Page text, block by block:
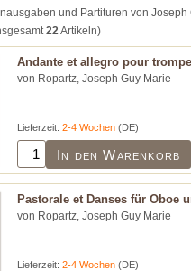
und Partituren von Joseph
22Artikeln)
Andante et allegro pour
von Ropartz, Joseph Guy Marie
Lieferzeit: 2-4 Wochen (DE)
In den Warenkorb
Pastorale et Danses für Oboe
von Ropartz, Joseph Guy Marie
Lieferzeit: 2-4 Wochen (DE)